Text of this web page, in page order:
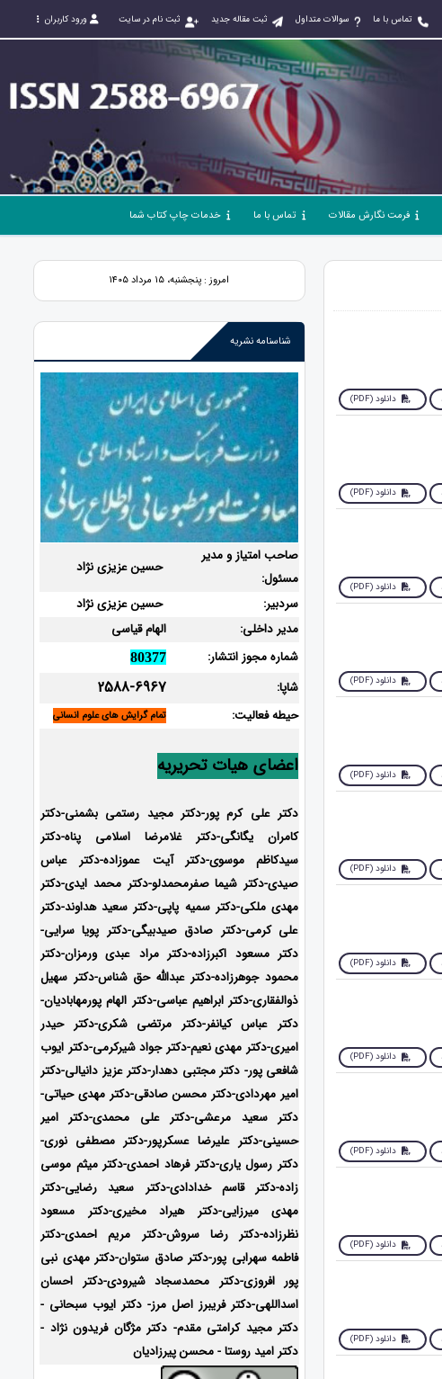
تماس با ما سوالات متداول ثبت مقاله جدید ثبت نام در سایت ورود کاربران
فرمت نگارش مقالات تماس با ما خدمات چاپ کتاب شما
دانلود (PDF)
دانلود (PDF)
دانلود (PDF)
دانلود (PDF)
دانلود (PDF)
دانلود (PDF)
دانلود (PDF)
دانلود (PDF)
دانلود (PDF)
دانلود (PDF)
دانلود (PDF)
امروز : پنجشنبه، ۱۵ مرداد ۱۴۰۵
شناسنامه نشریه
صاحب امتیاز و مدیر
مسئول:
حسین عزیزی نژاد
سردبیر:
حسین عزیزی نژاد
مدیر داخلی:
الهام قیاسی
شماره مجوز انتشار:
80377
شاپا: 2588-6967
حیطه فعالیت: تمام گرایش های علوم انسانی
اعضای هیات تحریریه
دکتر علی کرم پور-دکتر مجید رستمی بشمنی-دکتر
کامران یگانگی-دکتر غلامرضا اسلامی پناه-دکتر
سیدکاظم موسوی-دکتر آیت عموزاده-دکتر عباس
صیدی-دکتر شیما صفرمحمدلو-دکتر محمد ایدی-دکتر
مهدی ملکی-دکتر سمیه پاپی-دکتر سعید هداوند-دکتر
علی کرمی-دکتر صادق صیدبیگی-دکتر پویا سرایی-
دکتر مسعود اکبرزاده-دکتر مراد عبدی ورمزان-دکتر
محمود جوهرزاده-دکتر عبدالله حق شناس-دکتر سهیل
ذوالفقاری-دکتر ابراهیم عباسی-دکتر الهام پورمهابادیان-
دکتر عباس کیانفر-دکتر مرتضی شکری-دکتر حیدر
امیری-دکتر مهدی نعیم-دکتر جواد شیرکرمی-دکتر ایوب
شافعی پور- دکتر مجتبی دهدار-دکتر عزیز دانیالی-دکتر
امیر مهردادی-دکتر محسن صادقی-دکتر مهدی حیاتی-
دکتر سعید مرعشی-دکتر علی محمدی-دکتر امیر
حسینی-دکتر علیرضا عسکرپور-دکتر مصطفی نوری-
دکتر رسول یاری-دکتر فرهاد احمدی-دکتر میثم موسی
زاده-دکتر قاسم خدادادی-دکتر سعید رضایی-دکتر
مهدی میرزایی-دکتر هیراد مخیری-دکتر مسعود
نظرزاده-دکتر رضا سروش-دکتر مریم احمدی-دکتر
فاطمه سهرابی پور-دکتر صادق ستوان-دکتر مهدی نبی
پور افروزی-دکتر محمدسجاد شیرودی-دکتر احسان
اسداللهی-دکتر فریبرز اصل مرز- دکتر ایوب سبحانی -
دکتر مجید کرامتی مقدم- دکتر مژگان فریدون نژاد -
دکتر امید روستا - محسن پیرزادیان